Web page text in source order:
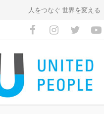
人をつなぐ 世界を変える